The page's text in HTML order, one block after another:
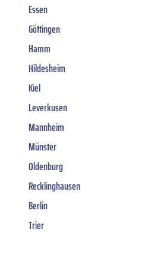
Essen
Göttingen
Hamm
Hildesheim
Kiel
Leverkusen
Mannheim
Münster
Oldenburg
Recklinghausen
Berlin
Trier